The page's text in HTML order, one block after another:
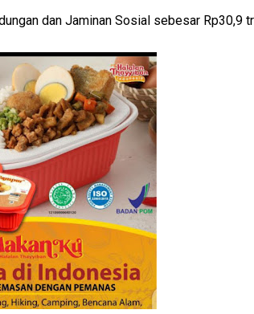
dan Jaminan Sosial sebesar Rp30,9